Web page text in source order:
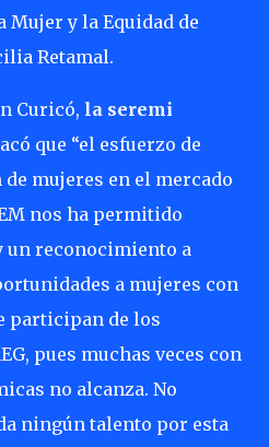
Mujer y la Equidad de
Retamal.
Curicó, la seremi
que “el esfuerzo de
mujeres en el mercado
nos ha permitido
un reconocimiento a
a mujeres con
participan de los
pues muchas veces con
no alcanza. No
ningún talento por esta